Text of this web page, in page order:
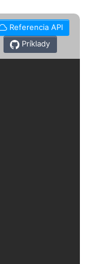
Referencia API
Príklady